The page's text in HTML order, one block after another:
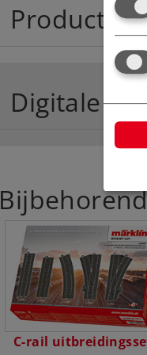
Digitale
C-rail